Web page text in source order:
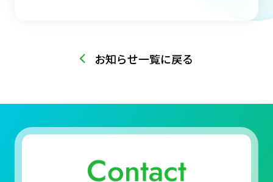
お知らせ一覧に戻る